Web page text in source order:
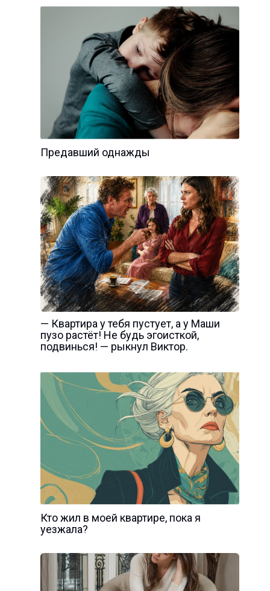
Предавший однажды
— Квартира у тебя пустует, а у Маши
пузо растёт! Не будь эгоисткой,
подвинься! — рыкнул Виктор.
Кто жил в моей квартире, пока я
уезжала?